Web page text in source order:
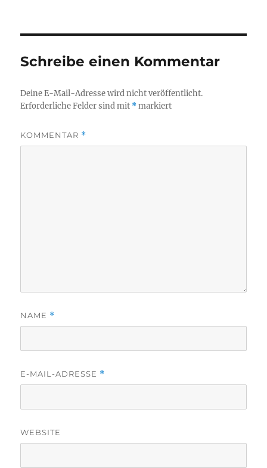
Schreibe einen Kommentar
Deine E-Mail-Adresse wird nicht veröffentlicht.
Erforderliche Felder sind mit *markiert
KOMMENTAR *
NAME *
E-MAIL-ADRESSE *
WEBSITE